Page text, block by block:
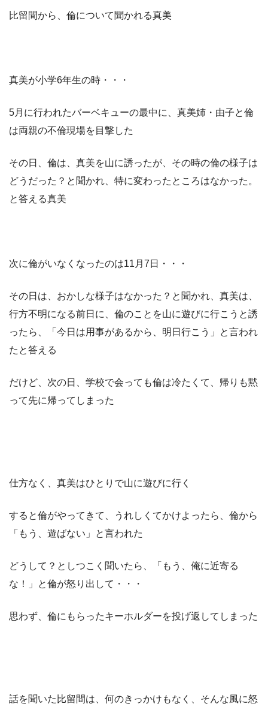
比留間から、倫について聞かれる真美
真美が小学6年生の時・・・
5月に行われたバーベキューの最中に、真美姉・由子と倫
は両親の不倫現場を目撃した
その日、倫は、真美を山に誘ったが、その時の倫の様子は
どうだった？と聞かれ、特に変わったところはなかった。
と答える真美
次に倫がいなくなったのは11月7日・・・
その日は、おかしな様子はなかった？と聞かれ、真美は、
行方不明になる前日に、倫のことを山に遊びに行こうと誘
ったら、「今日は用事があるから、明日行こう」と言われ
たと答える
だけど、次の日、学校で会っても倫は冷たくて、帰りも黙
って先に帰ってしまった
仕方なく、真美はひとりで山に遊びに行く
すると倫がやってきて、うれしくてかけよったら、倫から
「もう、遊ばない」と言われた
どうして？としつこく聞いたら、「もう、俺に近寄る
な！」と倫が怒り出して・・・
思わず、倫にもらったキーホルダーを投げ返してしまった
話を聞いた比留間は、何のきっかけもなく、そんな風に怒